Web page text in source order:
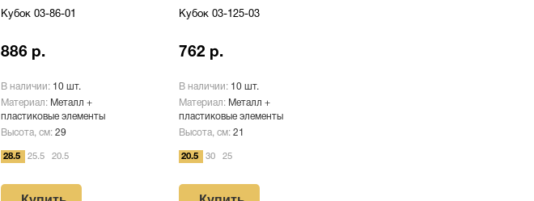
Кубок 03-86-01
886 р.
В наличии: 10 шт.
Материал: Металл +
пластиковые элементы
Высота, см: 29
28.5 25.5 20.5
Кубок 03-125-03
762 р.
В наличии: 10 шт.
Материал: Металл +
пластиковые элементы
Высота, см: 21
20.5 30 25